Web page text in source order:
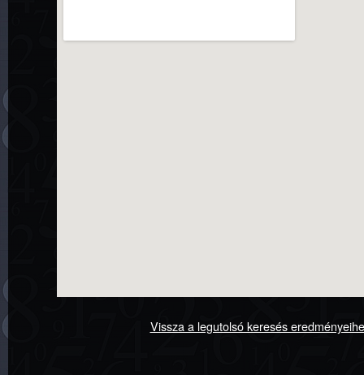
Vissza a legutolsó keresés